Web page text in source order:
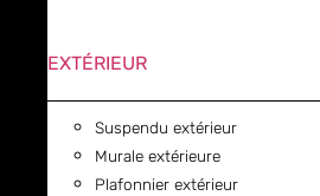
EXTÉRIEUR
Suspendu extérieur
Murale extérieure
Plafonnier extérieur